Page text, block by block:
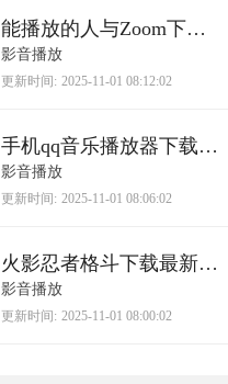
能播放的人与Zoom下载官网版
影音播放
更新时间: 2025-11-01 08:12:02
手机qq音乐播放器下载2025最新版
影音播放
更新时间: 2025-11-01 08:06:02
火影忍者格斗下载最新版本下载
影音播放
更新时间: 2025-11-01 08:00:02